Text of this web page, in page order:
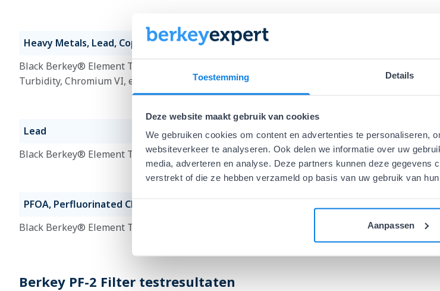
Toestemming Details
Deze website maakt gebruik van cookies
We gebruiken cookies om content en advertenties te personaliseren,
websiteverkeer te analyseren. Ook delen we informatie over uw
media, adverteren en analyse. Deze partners kunnen deze gegevens
verstrekt of die ze hebben verzameld op basis van uw gebruik van
Aanpassen
Heavy Metals, Lead, Copper, Chlorine, Turbidity, Chromium VI, etc.
Black Berkey® Element Test Results: Heavy Metals, Lead, Copper, Chlorine,
Turbidity, Chromium VI, etc.
Lead
Black Berkey® Element Test Results: Lead
PFOA, Perfluorinated Chemicals
Black Berkey® Element Test Results: PFOA, Perfluorinated Chemicals
Berkey PF-2 Filter testresultaten